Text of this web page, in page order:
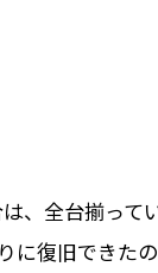
、全台揃って
に復旧できた